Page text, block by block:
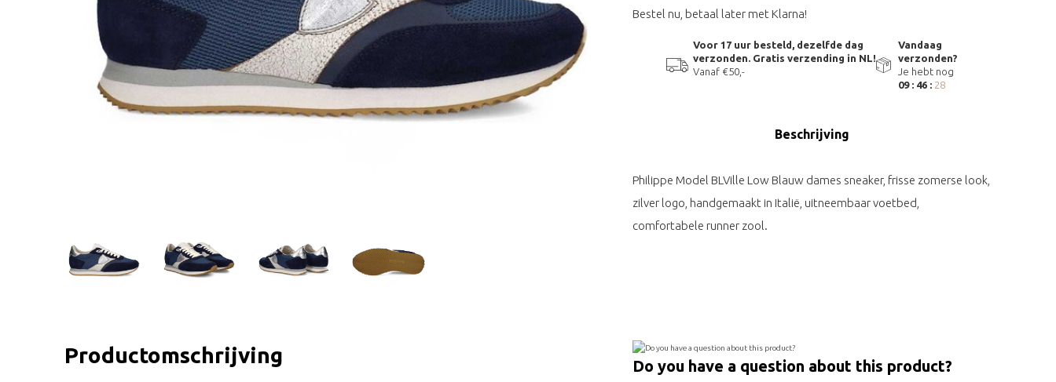
Bestel nu, betaal later met Klarna!
Voor 17 uur besteld, dezelfde dag
verzonden. Gratis verzending in NL!
Vanaf €50,-
Vandaag
verzonden?
Je hebt nog
09 : 46 : 28
Beschrijving
Philippe Model BLVille Low Blauw dames sneaker, frisse zomerse look,
zilver logo, handgemaakt in Italië, uitneembaar voetbed,
comfortabele runner zool.
Productomschrijving Do you have a question about this product?